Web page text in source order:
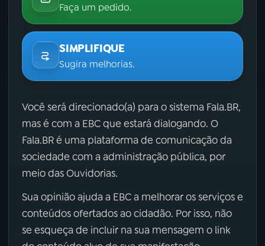
Faça um pedido.
SIMPLIFIQUE
Sugira melhorias.
Você será direcionado(a) para o sistema Fala.BR,
mas é com a EBC que estará dialogando. O
Fala.BR é uma plataforma de comunicação da
sociedade com a administração pública, por
meio das Ouvidorias.
Sua opinião ajuda a EBC a melhorar os serviços e
conteúdos ofertados ao cidadão. Por isso, não
se esqueça de incluir na sua mensagem o link